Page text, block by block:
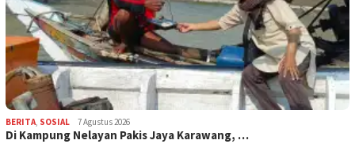
BERITA, SOSIAL 7 Agustus 2026
Di Kampung Nelayan Pakis Jaya Karawang, …